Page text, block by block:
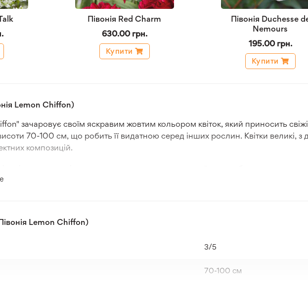
Півонія Red Charm
630.00 грн.
Купити
Півонія Duchesse
Nemours
195.00 грн.
Купити
Lemon Chiffon)
зачаровує своїм яскравим жовтим кольором квіток, який приносить
70-100 см, що робить її видатною серед інших рослин. Квітки великі, з
композицій.
стійкою рослиною, яка легко адаптується до різних погодних умов і
Цей сорт добре адаптується до звичайного ґрунту, піску та чорнозему і
Lemon Chiffon)
3/5
70-100 см